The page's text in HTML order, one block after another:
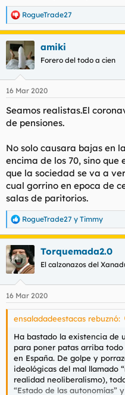
R
e
a
c
c
i
e
:
RogueTrade27
amiki
Forero del todo a cien
16 Mar 2020
Seamos realistas.El
de pensiones.
No solo causara bajas en
encima de los 70, sino que
que la sociedad se va a
cual gorrino en epoca de
salas de paritorios.
R
e
c
c
i
e
s
RogueTrade27 y Timmy
Torquemada2.0
El calzonazos del
16 Mar 2020
ensaladadeestacas rebuznó:
Ha bastado la existencia de
para poner patas arriba
en España. De golpe y
ideológicas del mal llamado
realidad neoliberalismo),
“Estado de las autonomías”